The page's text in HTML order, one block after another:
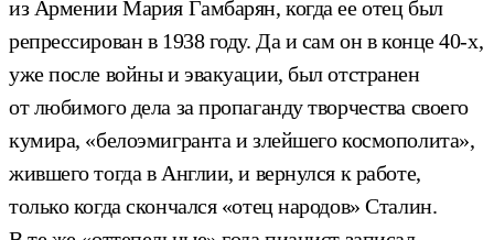
из Армении Мария Гамбарян, когда ее отец был
репрессирован в 1938 году. Да и сам он в конце 40-х,
уже после войны и эвакуации, был отстранен
от любимого дела за пропаганду творчества своего
кумира, «белоэмигранта и злейшего космополита»,
жившего тогда в Англии, и вернулся к работе,
только когда скончался «отец народов» Сталин.